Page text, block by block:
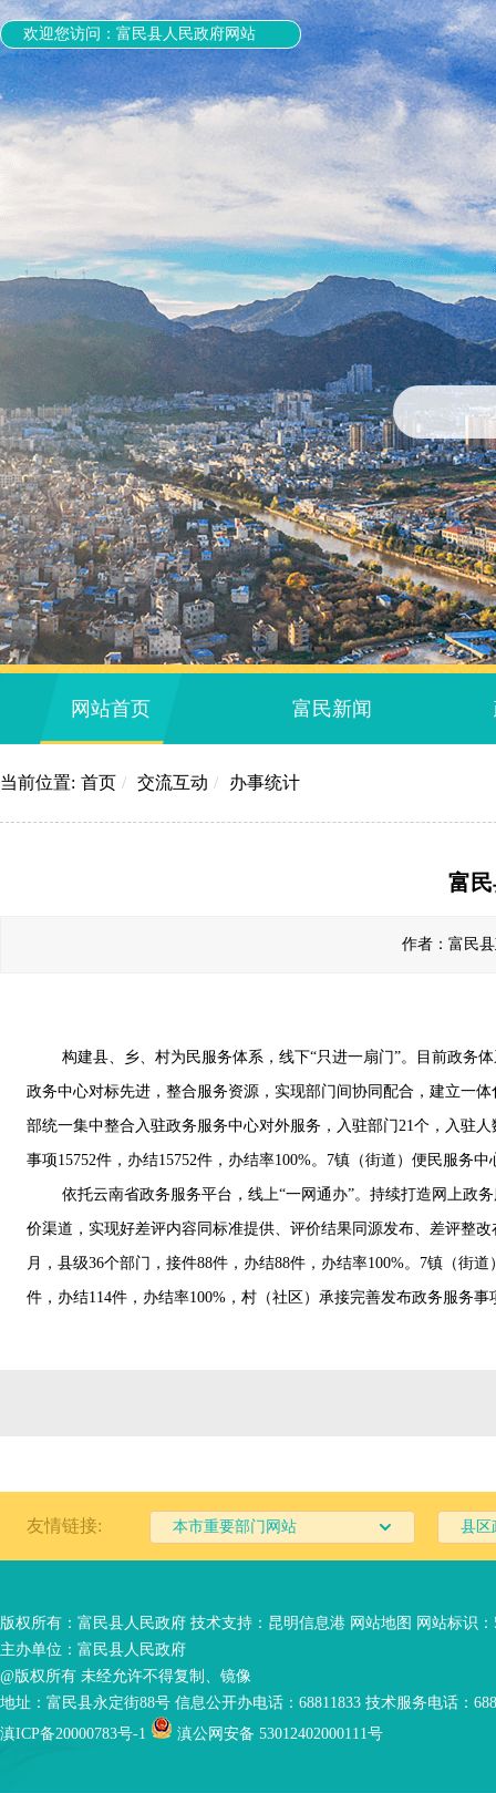
欢迎您访问：富民县人民政府网站
网站首页 富民新闻
当前位置: 首页 / 交流互动 / 办事统计
富
作者：富民
构建县、乡、村为民服务体系，线下“只进一扇门”。目前政务
政务中心对标先进，整合服务资源，实现部门间协同配合，建立一
部统一集中整合入驻政务服务中心对外服务，入驻部门21个，入驻
事项15752件，办结15752件，办结率100%。7镇（街道）便民服务
依托云南省政务服务平台，线上“一网通办”。持续打造网上政
价渠道，实现好差评内容同标准提供、评价结果同源发布、差评整
月，县级36个部门，接件88件，办结88件，办结率100%。7镇（街
件，办结114件，办结率100%，村（社区）承接完善发布政务服务事
友情链接: 本市重要部门网站 县区
版权所有：富民县人民政府 技术支持： 昆明信息港 网站地图 网站标识：
主办单位：富民县人民政府
@版权所有 未经允许不得复制、镜像
地址：富民县永定街88号 信息公开办电话：68811833 技术服务电话：
滇ICP备20000783号-1
滇公网安备 53012402000111号